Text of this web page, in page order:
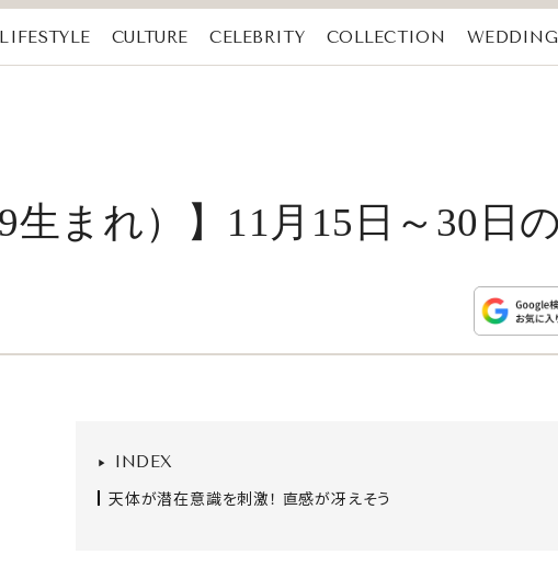
LIFESTYLE CULTURE CELEBRITY COLLECTION WEDDING
生まれ）】11月15日～30日
INDEX
天体が潜在意識を刺激！ 直感が冴えそう